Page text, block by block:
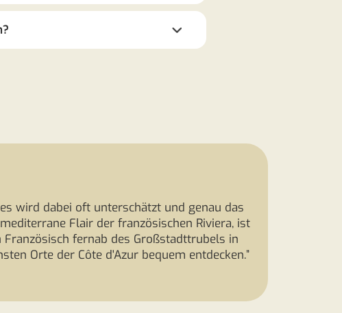
wird dabei oft unterschätzt und genau das
Flair der französischen Riviera, ist
fernab des Großstadttrubels in
Orte der Côte d'Azur bequem entdecken.”